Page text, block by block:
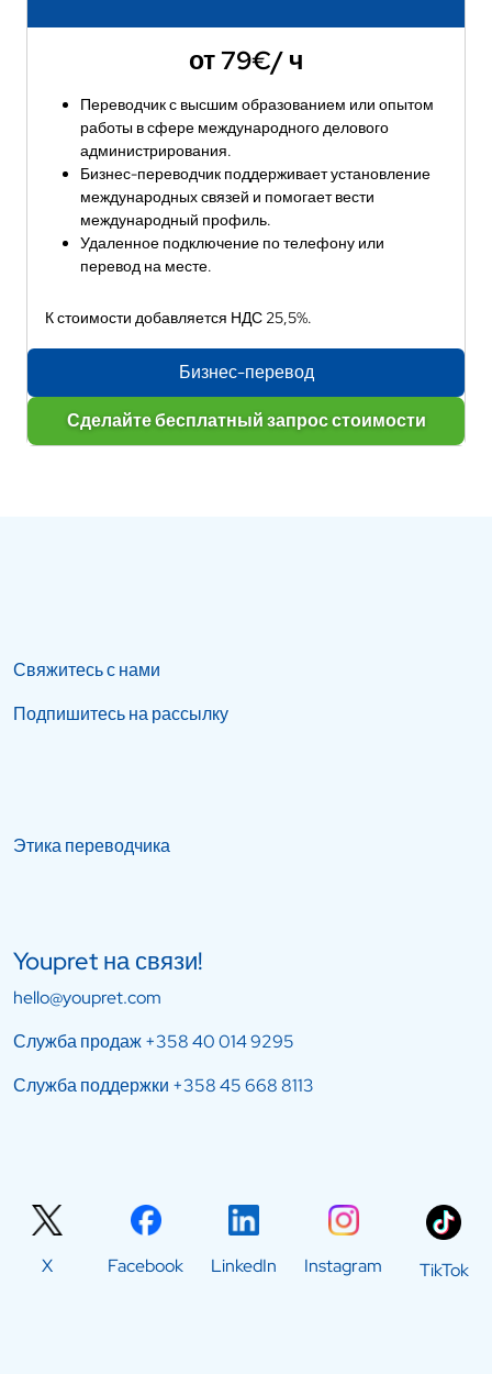
от 79€/ ч
Переводчик с высшим образованием или опытом
работы в сфере международного делового
администрирования.
Бизнес-переводчик поддерживает установление
международных связей и помогает вести
международный профиль.
Удаленное подключение по телефону или
перевод на месте.
К стоимости добавляется НДС 25,5%.
Бизнес-перевод
Сделайте бесплатный запрос стоимости
Свяжитесь с нами
Подпишитесь на рассылку
Этика переводчика
Youpret на связи!
hello@youpret.com
Служба продаж+358 40 014 9295
Служба поддержки +358 45 668 8113
X Facebook LinkedIn Instagram TikTok